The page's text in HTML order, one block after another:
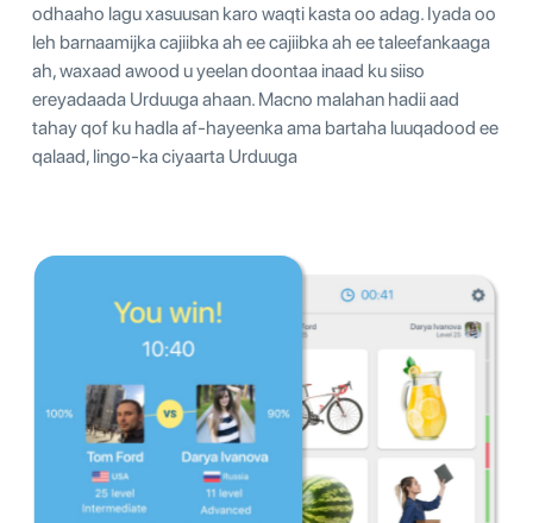
odhaaho lagu xasuusan karo waqti kasta oo adag. Iyada oo
leh barnaamijka cajiibka ah ee cajiibka ah ee taleefankaaga
ah, waxaad awood u yeelan doontaa inaad ku siiso
ereyadaada Urduuga ahaan. Macno malahan hadii aad
tahay qof ku hadla af-hayeenka ama bartaha luuqadood ee
qalaad, lingo-ka ciyaarta Urduuga